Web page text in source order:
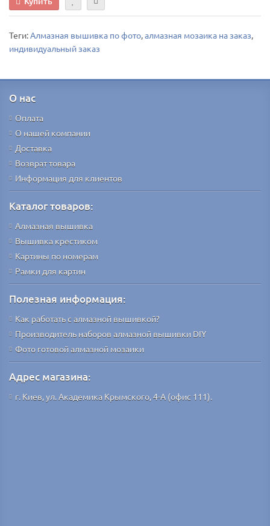
Теги:Алмазная вышивка по фото,алмазная мозаика на заказ,
индивидуальный заказ
О нас
Оплата
О нашей компании
Доставка
Возврат товара
Информация для клиентов
Каталог товаров:
Алмазная вышивка
Вышивка крестиком
Картины по номерам
Рамки для картин
Полезная информация:
Как работать с алмазной вышивкой?
Производитель наборов алмазной вышивки DIY
Фото готовой алмазной мозаики
Адрес магазина:
г. Киев, ул. Академика Крымского, 4-А (офис 111).